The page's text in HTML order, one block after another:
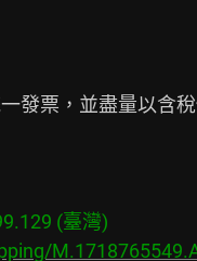
發票，並盡量以含
(臺灣)